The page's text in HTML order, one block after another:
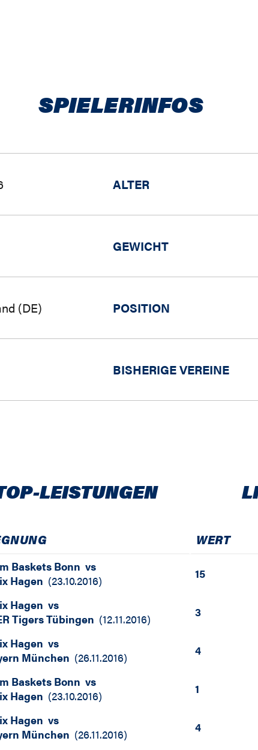
SPIELERINFOS
ALTER
GEWICHT
(DE) POSITION
BISHERIGE VEREINE
LEISTUNGEN
WERT
Baskets Bonn vs
Hagen (23.10.2016) 15
Hagen vs
Tigers Tübingen (12.11.2016) 3
Hagen vs
München (26.11.2016) 4
Baskets Bonn vs
Hagen (23.10.2016) 1
Hagen vs
München (26.11.2016) 4